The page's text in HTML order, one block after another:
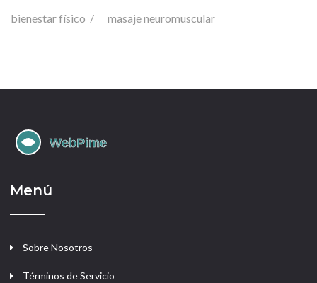
bienestar físico masaje neuromuscular
Menú
Sobre Nosotros
Términos de Servicio